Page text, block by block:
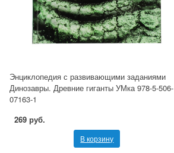
Энциклопедия с развивающими заданиями
Динозавры. Древние гиганты УМка 978-5-506-
07163-1
269 руб.
В корзину